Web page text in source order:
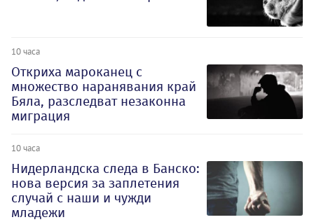
10 часа
Откриха мароканец с
множество наранявания край
Бяла, разследват незаконна
миграция
10 часа
Нидерландска следа в Банско:
нова версия за заплетения
случай с наши и чужди
младежи